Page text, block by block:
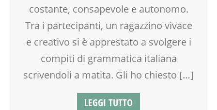
costante, consapevole e autonomo.
Tra i partecipanti, un ragazzino vivace
e creativo si è apprestato a svolgere i
compiti di grammatica italiana
scrivendoli a matita. Gli ho chiesto […]
LEGGI TUTTO